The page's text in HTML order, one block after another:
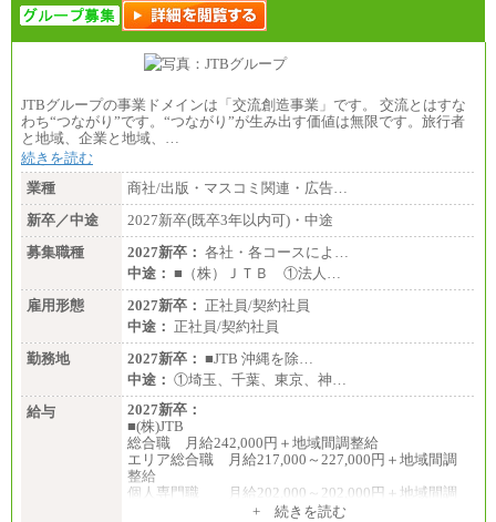
JTBグループの事業ドメインは「交流創造事業」です。 交流とはすな
わち“つながり”です。“つながり”が生み出す価値は無限です。旅行者
と地域、企業と地域、…
続きを読む
業種
商社/出版・マスコミ関連・広告…
新卒／中途
2027新卒(既卒3年以内可)・中途
募集職種
2027新卒： 各社・各コースによ…
中途： ■（株）ＪＴＢ ①法人…
雇用形態
2027新卒： 正社員/契約社員
中途： 正社員/契約社員
勤務地
2027新卒： ■JTB 沖縄を除…
中途： ①埼玉、千葉、東京、神…
給与
2027新卒：
■(株)JTB
総合職 月給242,000円＋地域間調整給
エリア総合職 月給217,000～227,000円＋地域間調
整給
個人専門職 月給202,000～202,000円＋地域間調
+ 続きを読む